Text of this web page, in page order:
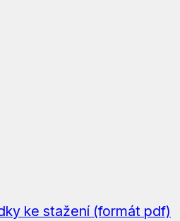
ke stažení (formát pdf)